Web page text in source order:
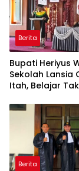
Berita
Bupati Heriyus
Sekolah Lansia
Itah, Belajar
Berita